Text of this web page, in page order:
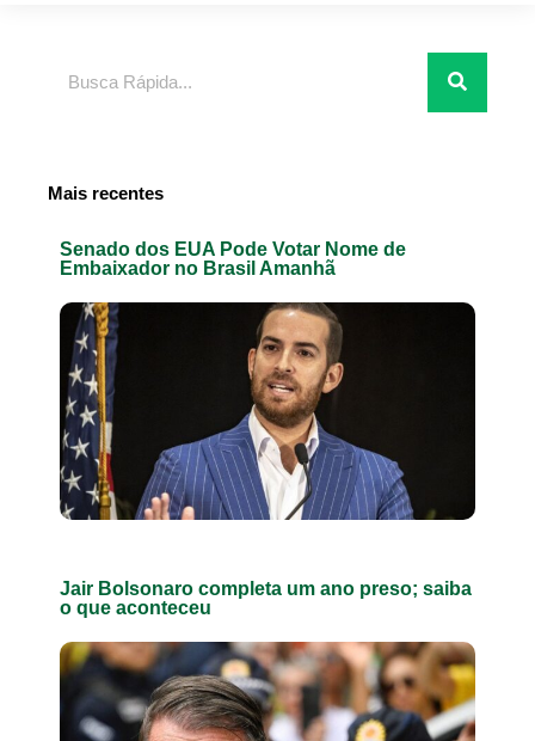
Mais recentes
Senado dos EUA Pode Votar Nome de
Embaixador no Brasil Amanhã
Jair Bolsonaro completa um ano preso; saiba
o que aconteceu